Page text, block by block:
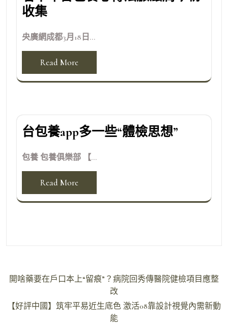
收集
央廣網成都3月18日...
Read More
台包養app多一些“體檢思想”
包養 包養俱樂部 【...
Read More
文
導
開啥藥要在戶口本上“留痕”？病院回秀傳醫院健檢項目應整
改
【好評中國】筑牢平易近生底色 激活08靠設計視覺內需新動
能